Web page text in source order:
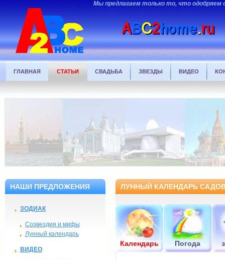
Мы предлагаем только то, что одобряем
ГЛАВНАЯ СТАТЬИ СВАДЬБА ЗВЕЗДЫ ВИДЕО
НАШИ ПРЕДЛОЖЕНИЯ
ЗОДИАК
Созвездия и мифы
Лунный календарь
ВИДЕО
ЛУННЫЙ КАЛЕНДАРЬ
Календарь Погода